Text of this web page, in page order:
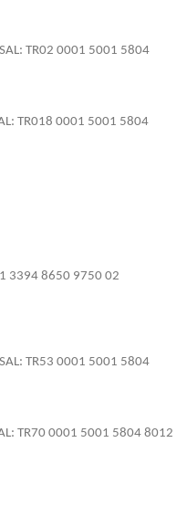
TR02 0001 5001 5804
TR018 0001 5001 5804
3394 8650 9750 02
TR53 0001 5001 5804
TR70 0001 5001 5804 8012